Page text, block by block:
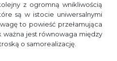
z ogromną wnikliwością
są w istocie uniwersalnymi
to powieść przełamująca
ważna jest równowaga między
o samorealizację.